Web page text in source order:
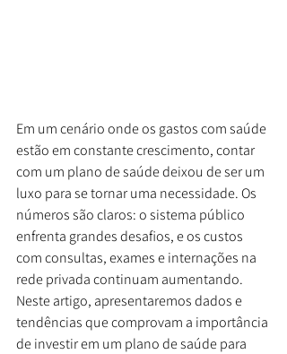
Em um cenário onde os gastos com saúde
estão em constante crescimento, contar
com um plano de saúde deixou de ser um
luxo para se tornar uma necessidade. Os
números são claros: o sistema público
enfrenta grandes desafios, e os custos
com consultas, exames e internações na
rede privada continuam aumentando.
Neste artigo, apresentaremos dados e
tendências que comprovam a importância
de investir em um plano de saúde para